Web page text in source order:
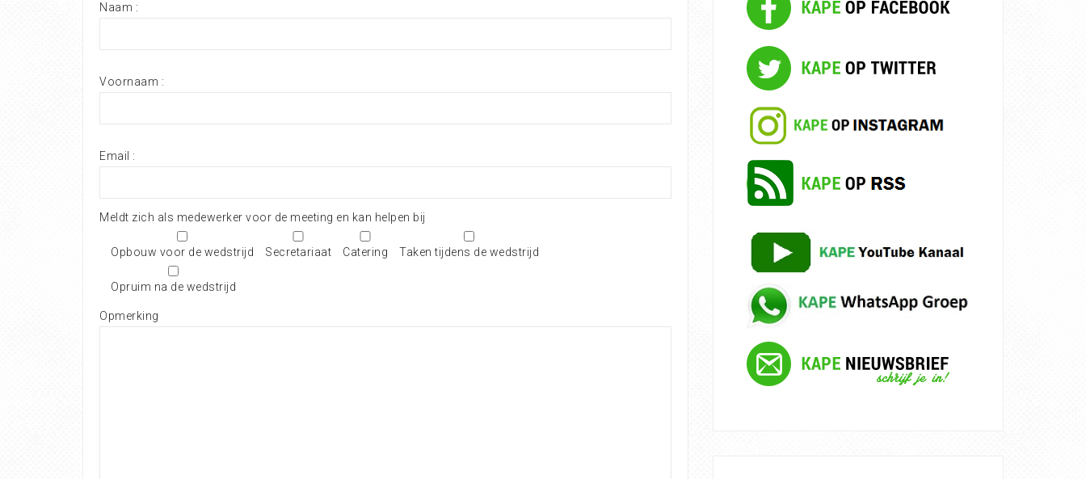
Naam :
Voornaam :
Email :
Meldt zich als medewerker voor de meeting en kan helpen bij
Opbouw voor de wedstrijd Secretariaat Catering Taken tijdens de wedstrijd
Opruim na de wedstrijd
Opmerking